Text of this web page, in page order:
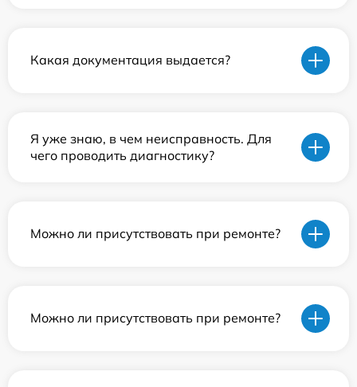
Какая документация выдается?
Я уже знаю, в чем неисправность. Для
чего проводить диагностику?
Можно ли присутствовать при ремонте?
Можно ли присутствовать при ремонте?